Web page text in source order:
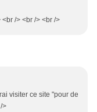
/> <br /> <br />
visiter ce site "pour de
>